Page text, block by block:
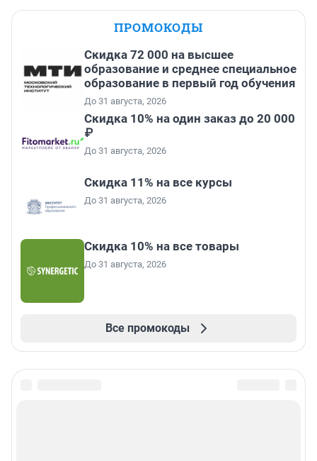
ПРОМОКОДЫ
Скидка 72 000 на высшее
образование и среднее специальное
образование в первый год обучения
До 31 августа, 2026
Скидка 10% на один заказ до 20 000
₽
До 31 августа, 2026
Скидка 11% на все курсы
До 31 августа, 2026
Скидка 10% на все товары
До 31 августа, 2026
Все промокоды